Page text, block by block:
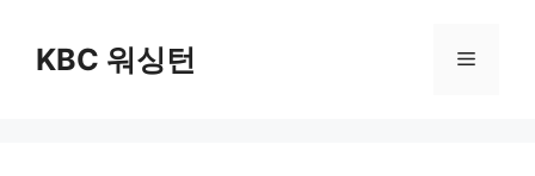
KBC 워싱턴 메